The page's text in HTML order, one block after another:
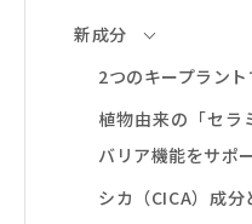
新成分
2つのキープラン
植物由来の「セ
バリア機能をサポ
シカ（CICA）成